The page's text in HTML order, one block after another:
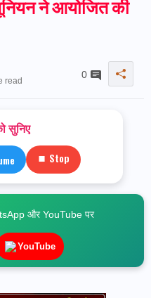
ने आयोजित की
read
0
सुनिए
⏹ Stop
और YouTube पर
YouTube